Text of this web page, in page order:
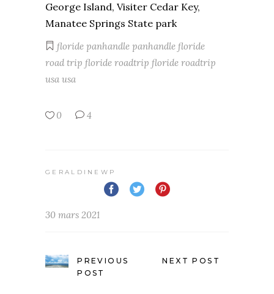
George Island, Visiter Cedar Key,
Manatee Springs State park
floride panhandle panhandle floride
road trip floride roadtrip floride roadtrip
usa usa
0 4
GERALDINEWP
30 mars 2021
PREVIOUS
POST
NEXT POST